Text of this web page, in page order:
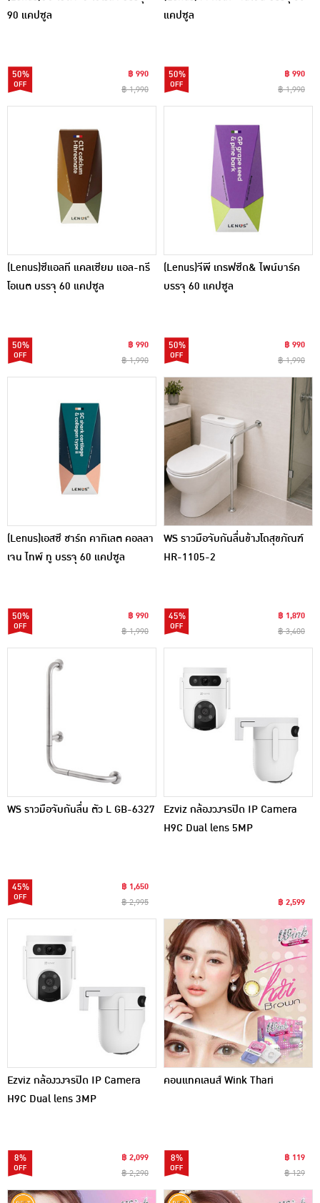
90 แคปซูล
50%
฿ 990
฿ 1,990
แคปซูล
50%
฿ 990
฿ 1,990
(Lenus)ซีแอลที แคลเซียม แอล-ทรี
โอเนต บรรจุ 60 แคปซูล
50%
฿ 990
฿ 1,990
(Lenus)จีพี เกรฟซีด& ไพน์บาร์ค
บรรจุ 60 แคปซูล
50%
฿ 990
฿ 1,990
(Lenus)เอสซี ชาร์ก คาทิเลต คอลลา
เจน ไทพ์ ทู บรรจุ 60 แคปซูล
50%
฿ 990
฿ 1,990
WS ราวมือจับกันลื่นข้างโถสุขภัณฑ์
HR-1105-2
45%
฿ 1,870
฿ 3,400
WS ราวมือจับกันลื่น ตัว L GB-6327
45%
฿ 1,650
฿ 2,995
Ezviz กล้องวงจรปิด IP Camera
H9C Dual lens 5MP
฿ 2,599
Ezviz กล้องวงจรปิด IP Camera
H9C Dual lens 3MP
8%
฿ 2,099
฿ 2,290
คอนแทคเลนส์ Wink Thari
8%
฿ 119
฿ 129